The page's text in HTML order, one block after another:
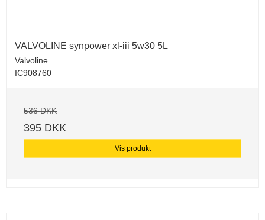
VALVOLINE synpower xl-iii 5w30 5L
Valvoline
IC908760
536 DKK
395 DKK
Vis produkt